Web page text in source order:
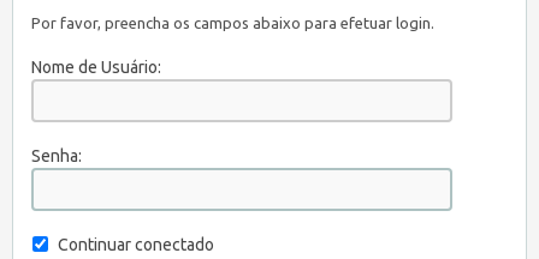
Por favor, preencha os campos abaixo para efetuar login.
Nome de Usuário:
Senha:
Continuar conectado